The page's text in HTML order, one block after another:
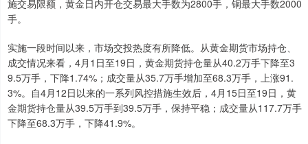
施交易限额，黄金日内开仓交易最大手数为2800手，铜最大手数2000
手。
实施一段时间以来，市场交投热度有所降低。从黄金期货市场持仓、
成交情况来看，4月1日至19日，黄金期货持仓量从40.2万手下降至3
9.5万手，下降1.74%；成交量从35.7万手增加至68.3万手，上涨91.
3%。自4月12日以来的一系列风控措施生效后，4月15日至19日，黄
金期货持仓量从39.5万手到39.5万手，保持平稳；成交量从117.7万手
下降至68.3万手，下降41.9%。